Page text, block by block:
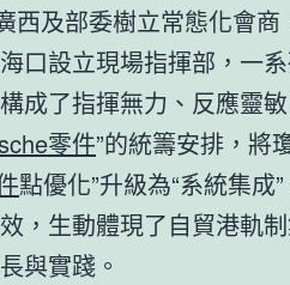
西及部委樹立常態化會
口設立現場指揮部，一
成了指揮無力、反應靈
零件”的統籌安排，將
點優化”升級為“系統集成
，生動體現了自貿港軌
與實踐。